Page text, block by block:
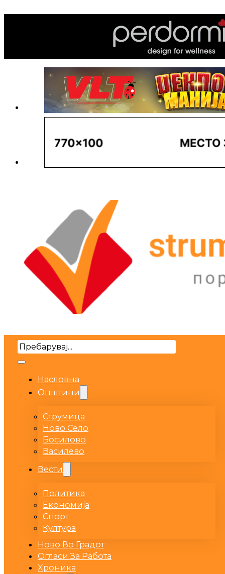
Search
Насловна
Општини
Струмица
Ново Село
Босилово
Василево
Вести
Политика
Економија
Спорт
Култура
Ново Во Градот
Огласи За Работа
Хроника